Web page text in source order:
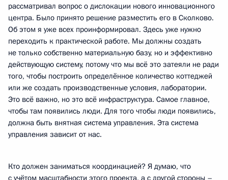
рассматривал вопрос о дислокации нового инновационного
центра. Было принято решение разместить его в Сколково.
Об этом я уже всех проинформировал. Здесь уже нужно
переходить к практической работе. Мы должны создать
не только собственно материальную базу, но и эффективно
действующую систему, потому что мы всё это затеяли не ради
того, чтобы построить определённое количество коттеджей
или же создать производственные условия, лаборатории.
Это всё важно, но это всё инфраструктура. Самое главное,
чтобы там появились люди. Для того чтобы люди появились,
должна быть внятная система управления. Эта система
управления зависит от нас.
Кто должен заниматься координацией? Я думаю, что
с учётом масштабности этого проекта, а с другой стороны –